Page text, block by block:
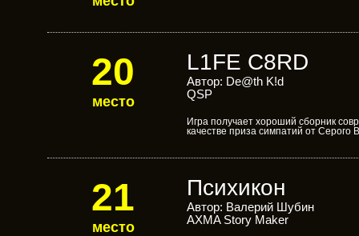
20
место
L1FE C8RD
Автор: De@th K!d
QSP
Игра получает хороший сборник
качестве приза симпатий от Серого
21
место
Психикон
Автор: Валерий Шубин
AXMA Story Maker